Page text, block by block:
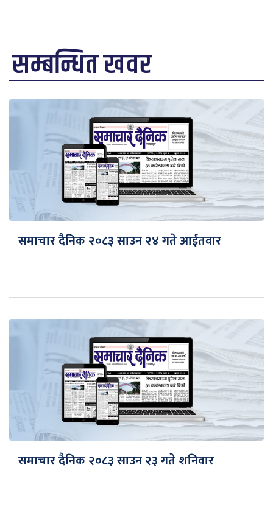
सम्बन्धित खवर
समाचार दैनिक २०८३ साउन २४ गते आईतवार
समाचार दैनिक २०८३ साउन २३ गते शनिवार